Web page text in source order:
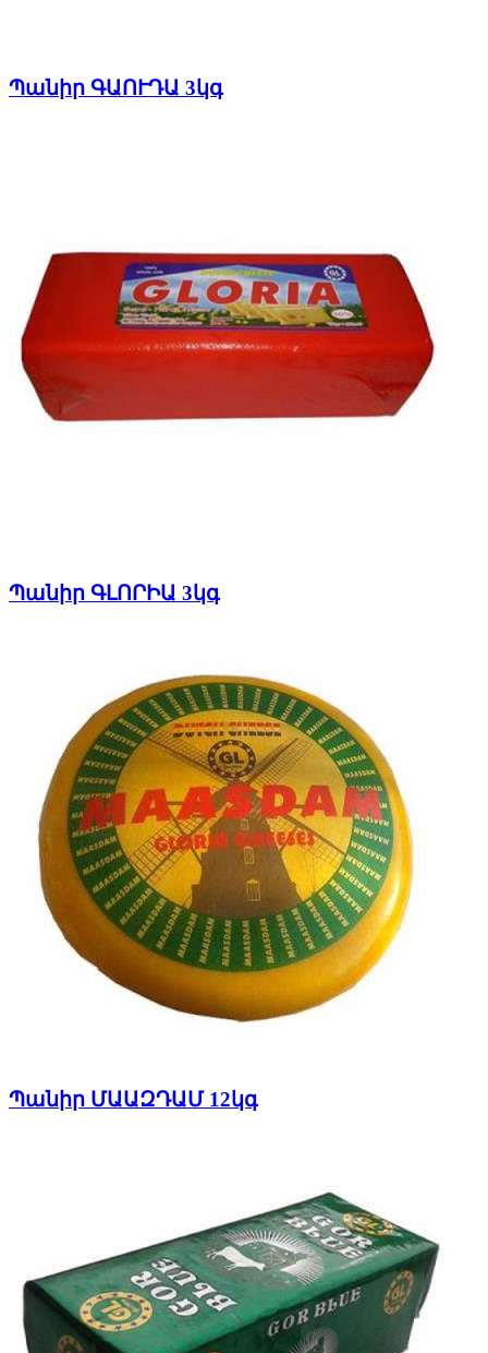
Պանիր ԳԱՈՒԴԱ 3կգ
Պանիր ԳԼՈՐԻԱ 3կգ
Պանիր ՄԱԱԶԴԱՄ 12կգ